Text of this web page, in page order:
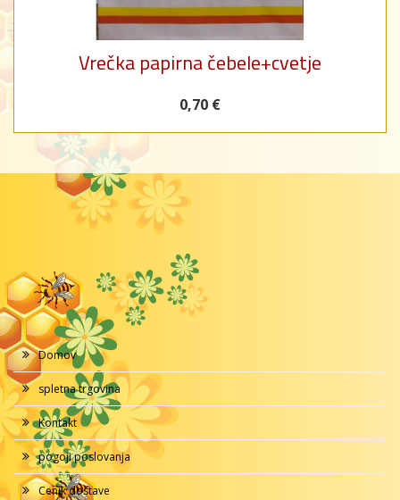
Vrečka papirna čebele+cvetje
0,70 €
Domov
spletna trgovina
Kontakt
pogoji poslovanja
Cenik dostave